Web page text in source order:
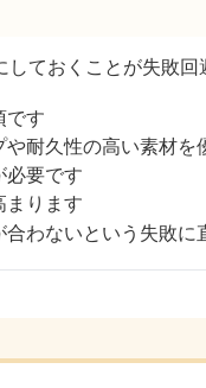
しておくことが失敗回
です
耐久性の高い素材を
必要です
まります
わないという失敗に